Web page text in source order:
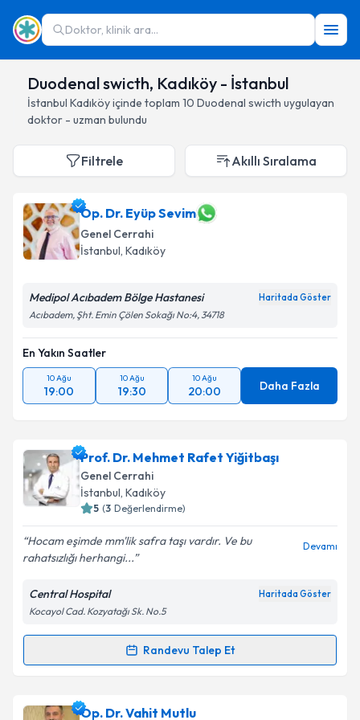
Doktor, klinik ara...
Duodenal swicth, Kadıköy - İstanbul
İstanbul Kadıköyiçinde toplam 10 Duodenal swicth uygulayan
doktor - uzman bulundu
Filtrele Akıllı Sıralama
Op. Dr. Eyüp Sevim
Genel Cerrahi
İstanbul, Kadıköy
Medipol Acıbadem Bölge Hastanesi Haritada Göster
Acıbadem, Şht. Emin Çölen Sokağı No:4, 34718
En Yakın Saatler
10 Ağu
19:00
10 Ağu
19:30
10 Ağu
20:00 Daha Fazla
Prof. Dr. Mehmet Rafet Yiğitbaşı
Genel Cerrahi
İstanbul, Kadıköy
5 (3 Değerlendirme)
Hocam eşimde mm'lik safra taşı vardır. Ve bu
rahatsızlığı herhangi...
Devamı
Central Hospital Haritada Göster
Kocayol Cad. Kozyatağı Sk. No.5
Randevu Talep Et
Randevu Takvimi Talebi
Prof. Dr. Mehmet Rafet Yiğitbaşı
Op. Dr. Vahit Mutlu